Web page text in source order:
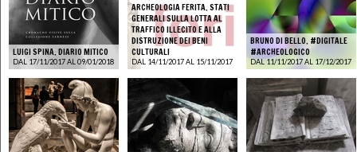
LUIGI SPINA. DIARIO MITICO
DAL 17/11/2017 AL 09/01/2018
ARCHEOLOGIA FERITA. STATI
GENERALI SULLA LOTTA AL
TRAFFICO ILLECITO E ALLA
DISTRUZIONE DEI BENI
CULTURALI
DAL 14/11/2017 AL 15/11/2017
BRUNO DI BELLO. #DIGITALE
#ARCHEOLOGICO
DAL 11/11/2017 AL 17/12/2017